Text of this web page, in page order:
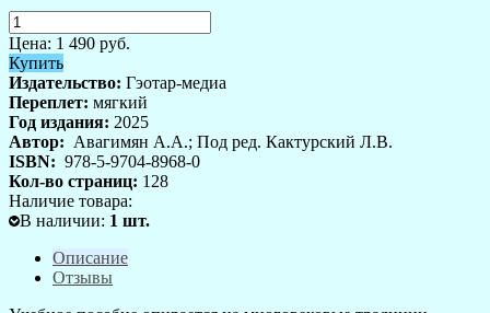
Цена: 1 490 руб.
Купить
Издательство: Гэотар-медиа
Переплет: мягкий
Год издания: 2025
Автор: Авагимян А.А.; Под ред. Кактурский Л.В.
ISBN: 978-5-9704-8968-0
Кол-во страниц: 128
Наличие товара:
В наличии: 1 шт.
Описание
Отзывы